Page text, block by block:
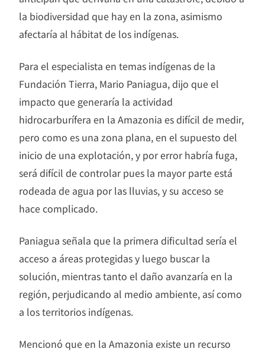
la biodiversidad que hay en la zona, asimismo
afectaría al hábitat de los indígenas.
Para el especialista en temas indígenas de la
Fundación Tierra, Mario Paniagua, dijo que el
impacto que generaría la actividad
hidrocarburífera en la Amazonia es difícil de medir,
pero como es una zona plana, en el supuesto del
inicio de una explotación, y por error habría fuga,
será difícil de controlar pues la mayor parte está
rodeada de agua por las lluvias, y su acceso se
hace complicado.
Paniagua señala que la primera dificultad sería el
acceso a áreas protegidas y luego buscar la
solución, mientras tanto el daño avanzaría en la
región, perjudicando al medio ambiente, así como
a los territorios indígenas.
Mencionó que en la Amazonia existe un recurso